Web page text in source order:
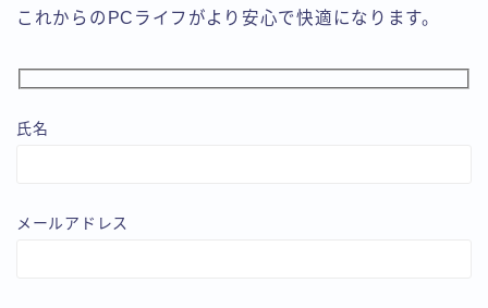
これからのPCライフがより安心で快適になります。
氏名
メールアドレス